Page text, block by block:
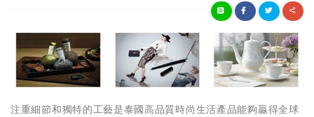
注重細節和獨特的工藝是泰國高品質時尚生活產品能夠贏得全球